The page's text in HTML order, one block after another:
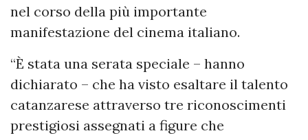
nel corso della più importante
manifestazione del cinema italiano.
“È stata una serata speciale – hanno
dichiarato – che ha visto esaltare il talento
catanzarese attraverso tre riconoscimenti
prestigiosi assegnati a figure che